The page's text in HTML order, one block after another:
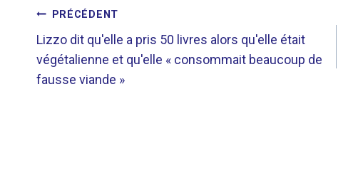
NAVIGATION
DE
L’ARTICLE
PRÉCÉDENT
Lizzo dit qu'elle a pris 50 livres alors qu'elle était
végétalienne et qu'elle « consommait beaucoup de
fausse viande »